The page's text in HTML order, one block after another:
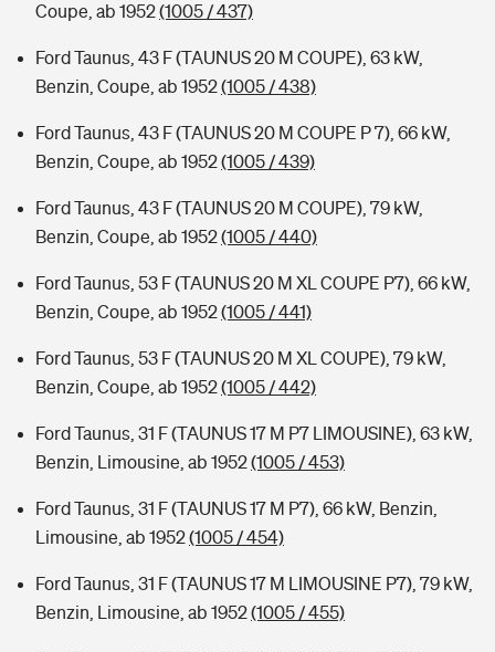
Coupe, ab 1952(1005 / 437)
Ford Taunus, 43 F (TAUNUS 20 M COUPE), 63 kW,
Benzin, Coupe, ab 1952(1005 / 438)
Ford Taunus, 43 F (TAUNUS 20 M COUPE P 7), 66 kW,
Benzin, Coupe, ab 1952(1005 / 439)
Ford Taunus, 43 F (TAUNUS 20 M COUPE), 79 kW,
Benzin, Coupe, ab 1952(1005 / 440)
Ford Taunus, 53 F (TAUNUS 20 M XL COUPE P7), 66 kW,
Benzin, Coupe, ab 1952(1005 / 441)
Ford Taunus, 53 F (TAUNUS 20 M XL COUPE), 79 kW,
Benzin, Coupe, ab 1952(1005 / 442)
Ford Taunus, 31 F (TAUNUS 17 M P7 LIMOUSINE), 63 kW,
Benzin, Limousine, ab 1952(1005 / 453)
Ford Taunus, 31 F (TAUNUS 17 M P7), 66 kW, Benzin,
Limousine, ab 1952(1005 / 454)
Ford Taunus, 31 F (TAUNUS 17 M LIMOUSINE P7), 79 kW,
Benzin, Limousine, ab 1952(1005 / 455)